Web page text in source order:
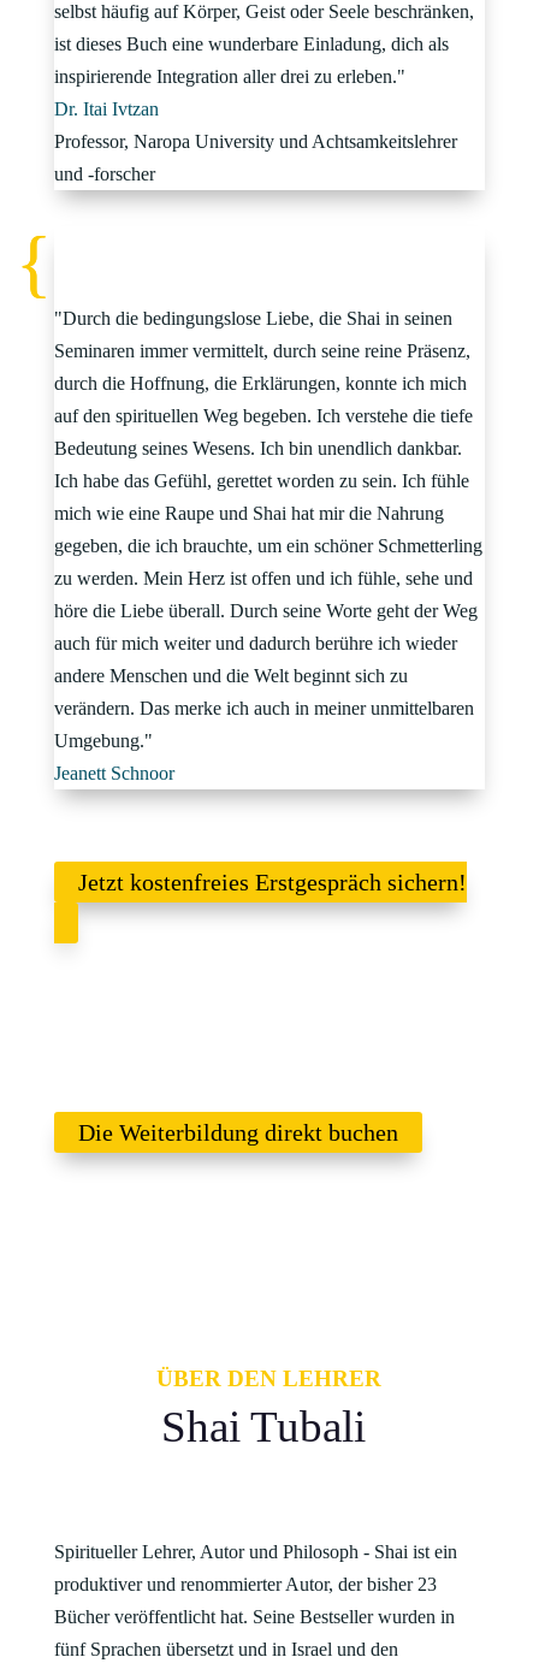
selbst häufig auf Körper, Geist oder Seele beschränken,
ist dieses Buch eine wunderbare Einladung, dich als
inspirierende Integration aller drei zu erleben."
Dr. Itai Ivtzan
Professor, Naropa University und Achtsamkeitslehrer
und -forscher
"Durch die bedingungslose Liebe, die Shai in seinen
Seminaren immer vermittelt, durch seine reine Präsenz,
durch die Hoffnung, die Erklärungen, konnte ich mich
auf den spirituellen Weg begeben. Ich verstehe die tiefe
Bedeutung seines Wesens. Ich bin unendlich dankbar.
Ich habe das Gefühl, gerettet worden zu sein. Ich fühle
mich wie eine Raupe und Shai hat mir die Nahrung
gegeben, die ich brauchte, um ein schöner Schmetterling
zu werden. Mein Herz ist offen und ich fühle, sehe und
höre die Liebe überall. Durch seine Worte geht der Weg
auch für mich weiter und dadurch berühre ich wieder
andere Menschen und die Welt beginnt sich zu
verändern. Das merke ich auch in meiner unmittelbaren
Umgebung."
Jeanett Schnoor
Jetzt kostenfreies Erstgespräch sichern!
Die Weiterbildung direkt buchen
ÜBER DEN LEHRER
Shai Tubali
Spiritueller Lehrer, Autor und Philosoph - Shai ist ein
produktiver und renommierter Autor, der bisher 23
Bücher veröffentlicht hat. Seine Bestseller wurden in
fünf Sprachen übersetzt und in Israel und den